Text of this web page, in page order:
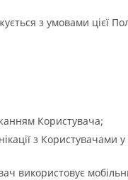
з умовами цієї
Користувача;
з Користувачами
використовує